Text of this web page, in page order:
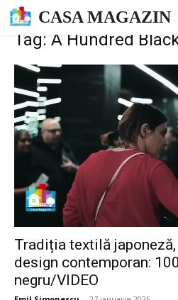
CASA MAGAZIN
Tag: A Hundred
Tradiția textilă
design contemporan:
negru/VIDEO